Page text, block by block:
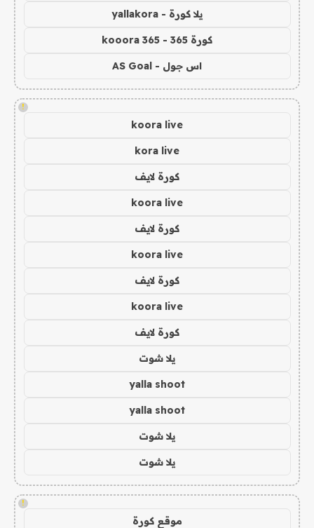
يلا كورة - yallakora
كورة 365 - kooora 365
اس جول - AS Goal
!
koora live
kora live
كورة لايف
koora live
كورة لايف
koora live
كورة لايف
koora live
كورة لايف
يلا شوت
yalla shoot
yalla shoot
يلا شوت
يلا شوت
!
موقع كورة